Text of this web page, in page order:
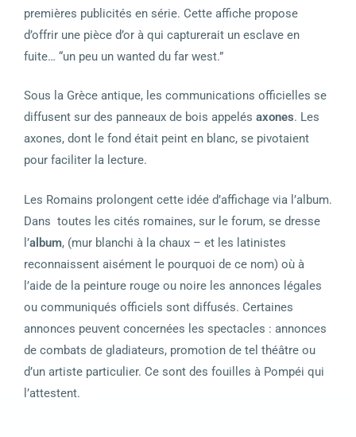
premières publicités en série. Cette affiche propose
d’offrir une pièce d’or à qui capturerait un esclave en
fuite… “un peu un wanted du far west.”
Sous la Grèce antique, les communications officielles se
diffusent sur des panneaux de bois appelés axones. Les
axones, dont le fond était peint en blanc, se pivotaient
pour faciliter la lecture.
Les Romains prolongent cette idée d’affichage via l’album.
Dans toutes les cités romaines, sur le forum, se dresse
l’album, (mur blanchi à la chaux – et les latinistes
reconnaissent aisément le pourquoi de ce nom) où à
l’aide de la peinture rouge ou noire les annonces légales
ou communiqués officiels sont diffusés. Certaines
annonces peuvent concernées les spectacles : annonces
de combats de gladiateurs, promotion de tel théâtre ou
d’un artiste particulier. Ce sont des fouilles à Pompéi qui
l’attestent.